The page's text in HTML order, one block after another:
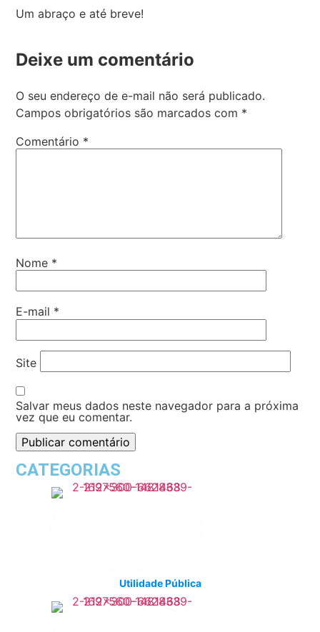
Um abraço e até breve!
Deixe um comentário
O seu endereço de e-mail não será publicado.
Campos obrigatórios são marcados com *
Comentário *
Nome *
E-mail *
Site
Salvar meus dados neste navegador para a próxima
vez que eu comentar.
CATEGORIAS
Utilidade Pública